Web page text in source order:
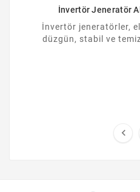
İnvertör Jeneratör
İnvertör jeneratörler,
düzgün, stabil ve
